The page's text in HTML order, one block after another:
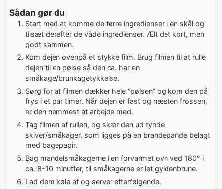
Sådan gør du
Start med at komme de tørre ingredienser i en skål og
tilsæt derefter de våde ingredienser. Ælt det kort, men
godt sammen.
Kom dejen ovenpå et stykke film. Brug filmen til at rulle
dejen til en pølse så den ca. har en
småkage/brunkagetykkelse.
Sørg for at filmen dækker hele “pølsen” og kom den på
frys i et par timer. Når dejen er fast og næsten frossen,
er den nemmest at arbejde med.
Tag filmen af rullen, og skær den ud tynde
skiver/småkager, som ligges på en brandepande belagt
med bagepapir.
Bag mandelsmåkagerne i en forvarmet ovn ved 180° i
ca. 8-10 minutter, til småkagerne er let gyldenbrune.
Lad dem køle af og server efterfølgende.